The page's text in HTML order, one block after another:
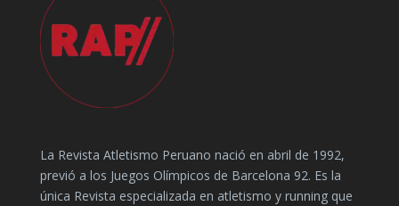
La Revista Atletismo Peruano nació en abril de 1992,
previó a los Juegos Olímpicos de Barcelona 92. Es la
única Revista especializada en atletismo y running que